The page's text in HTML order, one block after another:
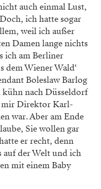
auch einmal Lust,
ich hatte sogar
weil ich außer
Damen lange nichts
ich am Berliner
dem WienerWald‘
Boleslaw Barlog
kühn nach Düsseldorf
mirDirektor Karl-
war. Aberam Ende
Sie wollen gar
er recht, denn
auf der Weltund ich
mit einem Baby